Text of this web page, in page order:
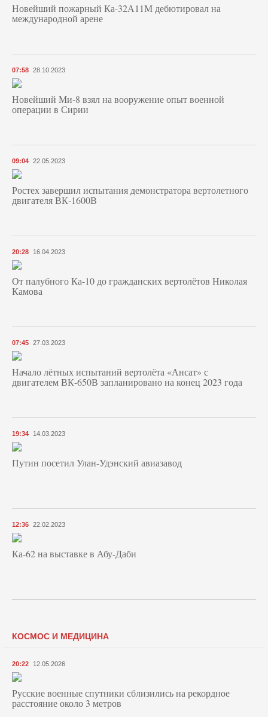
Новейший пожарный Ка-32А11М дебютировал на
международной арене
07:58 28.10.2023
Новейший Ми-8 взял на вооружение опыт военной
операции в Сирии
09:04 22.05.2023
Ростех завершил испытания демонстратора вертолетного
двигателя ВК-1600В
20:28 16.04.2023
От палубного Ка-10 до гражданских вертолётов Николая
Камова
07:45 27.03.2023
Начало лётных испытаний вертолёта «Ансат» с
двигателем ВК-650В запланировано на конец 2023 года
19:34 14.03.2023
Путин посетил Улан-Удэнский авиазавод
12:36 22.02.2023
Ка-62 на выставке в Абу-Даби
КОСМОС И МЕДИЦИНА
20:22 12.05.2026
Русские военные спутники сблизились на рекордное
расстояние около 3 метров